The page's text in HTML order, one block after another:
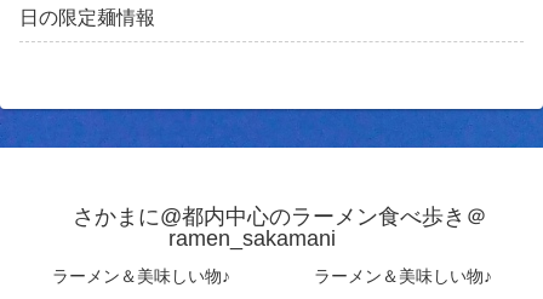
日の限定麺情報
さかまに@都内中心のラーメン食べ歩き＠
ramen_sakamani
ラーメン＆美味しい物♪
ラーメン＆美味しい物♪